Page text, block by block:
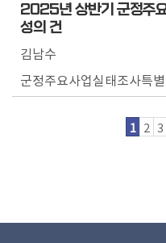
2025년 상반기 군정주
성의 건
김남수
군정주요사업실태조사특
1 2 3